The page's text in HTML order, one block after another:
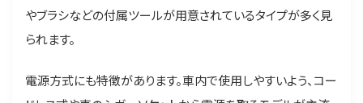
やブラシなどの付属ツールが用意されているタイプが多く見
られます。
電源方式にも特徴があります。車内で使用しやすいよう、コー